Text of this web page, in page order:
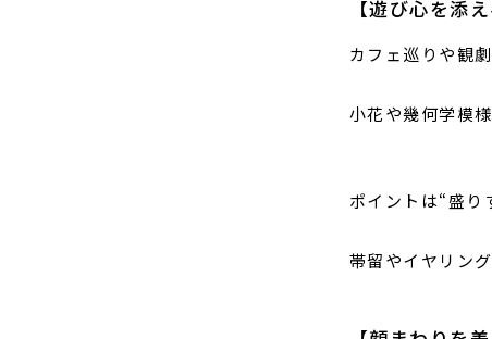
【遊び心を添
カフェ巡りや観
小花や幾何学模
ポイントは“盛り
帯留やイヤリン